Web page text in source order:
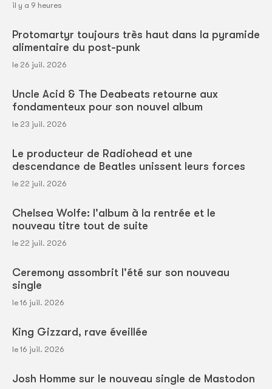
il y a 9 heures
Protomartyr toujours très haut dans la pyramide
alimentaire du post-punk
le 26 juil. 2026
Uncle Acid & The Deabeats retourne aux
fondamenteux pour son nouvel album
le 23 juil. 2026
Le producteur de Radiohead et une
descendance de Beatles unissent leurs forces
le 22 juil. 2026
Chelsea Wolfe: l'album à la rentrée et le
nouveau titre tout de suite
le 22 juil. 2026
Ceremony assombrit l'été sur son nouveau
single
le 16 juil. 2026
King Gizzard, rave éveillée
le 16 juil. 2026
Josh Homme sur le nouveau single de Mastodon